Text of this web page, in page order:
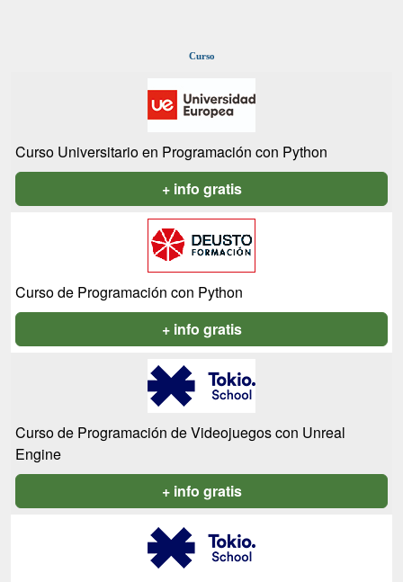
Curso
Curso Universitario en Programación con Python
+ info gratis
Curso de Programación con Python
+ info gratis
Curso de Programación de Videojuegos con Unreal
Engine
+ info gratis